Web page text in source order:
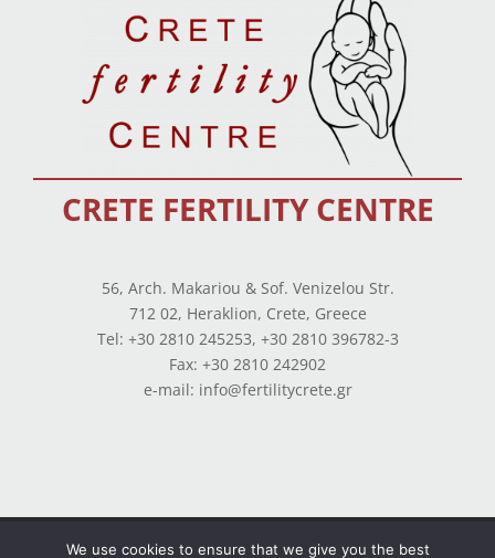
CRETE FERTILITY CENTRE
56, Arch. Makariou & Sof. Venizelou Str.
712 02, Heraklion, Crete, Greece
Tel: +30 2810 245253, +30 2810 396782-3
Fax: +30 2810 242902
e-mail: info@fertilitycrete.gr
Terms of use –Privacy Policy– Balance Sheets
We use cookies to ensure that we give you the best